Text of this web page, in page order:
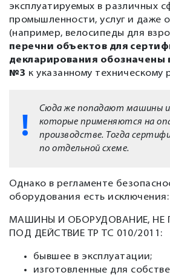
эксплуатируемых в различных
промышленности, услуг и даже
(например, велосипеды для
перечни объектов для
декларирования обозначены
№3 к указанному техническому
Сюда же попадают машины и
которые применяются на
производстве. Тогда
по отдельной схеме.
Однако в регламенте
оборудования есть исключения:
МАШИНЫ И ОБОРУДОВАНИЕ,
ПОД ДЕЙСТВИЕ ТР ТС 010/2011:
бывшее в эксплуатации;
изготовленные для